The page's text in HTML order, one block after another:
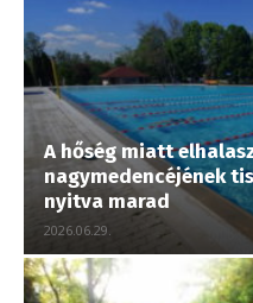
A hőség miatt
nagymedencéjének
nyitva marad
2026.06.29.